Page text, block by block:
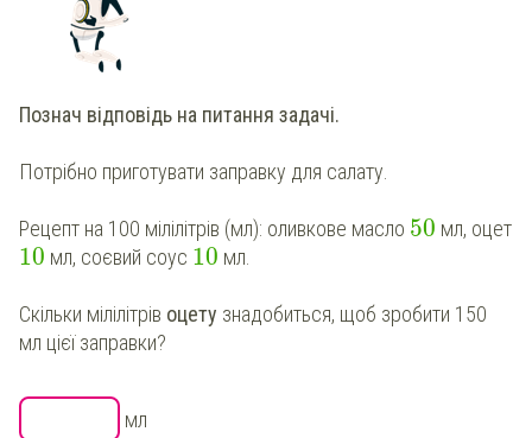
Познач відповідь на питання задачі.
Потрібно приготувати заправку для салату.
Рецепт на 100 мілілітрів (мл): оливкове масло 50 мл, оцет
10 мл, соєвий соус 10 мл.
Скільки мілілітрів оцету знадобиться, щоб зробити 150
мл цієї заправки?
мл